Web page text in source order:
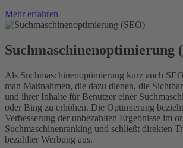
Mehr erfahren
Suchmaschinen­optimierung
Als Suchmaschinenoptimierung kurz auch
man Maßnahmen, die dazu dienen, die
und ihrer Inhalte für Benutzer einer
oder Bing zu erhöhen. Die Optimierung
Verbesserung der unbezahlten Ergebnisse im
Suchmaschinenranking und schließt direkten
bezahlter Werbung aus.